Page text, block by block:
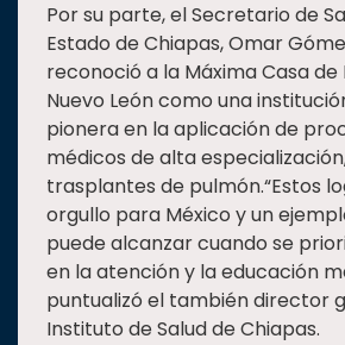
Por su parte, el Secretario de
Estado de Chiapas, Omar
reconoció a la Máxima Casa de
Nuevo León como una
pionera en la aplicación de
médicos de alta
trasplantes de pulmón.“Estos
orgullo para México y un
puede alcanzar cuando se
en la atención y la educación
puntualizó el también director
Instituto de Salud de Chiapas.